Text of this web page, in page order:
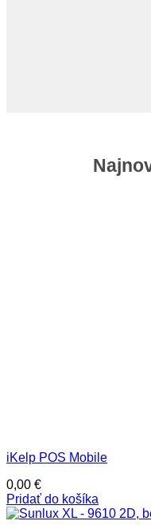
iKelp POS Mobile
0,00 €
Pridať do košíka